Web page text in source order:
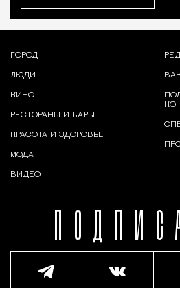
ГОРОД
ЛЮДИ
КИНО
РЕСТОРАНЫ И БАРЫ
КРАСОТА И ЗДОРОВЬЕ
МОДА
ВИДЕО